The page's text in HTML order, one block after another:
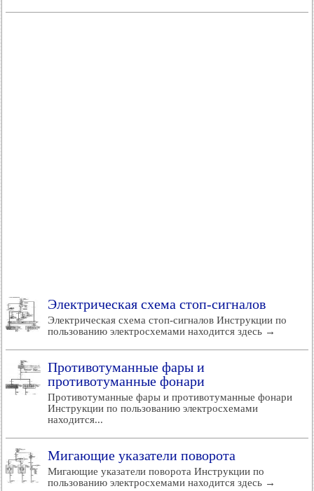
Электрическая схема стоп-сигналов
Электрическая схема стоп-сигналов Инструкции по
пользованию электросхемами находится здесь →
Противотуманные фары и
противотуманные фонари
Противотуманные фары и противотуманные фонари
Инструкции по пользованию электросхемами
находится...
Мигающие указатели поворота
Мигающие указатели поворота Инструкции по
пользованию электросхемами находится здесь →